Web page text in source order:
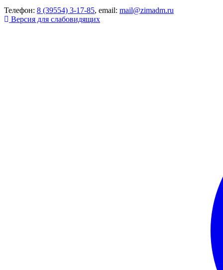
Телефон: 8 (39554) 3-17-85, email: mail@zimadm.ru
Версия для слабовидящих